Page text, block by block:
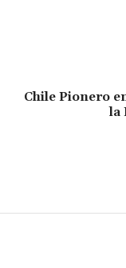
Chile Pionero
la